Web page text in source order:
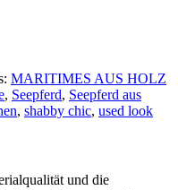
MARITIMES AUS HOLZ
, Seepferd, Seepferd aus
, shabby chic, used look
und die